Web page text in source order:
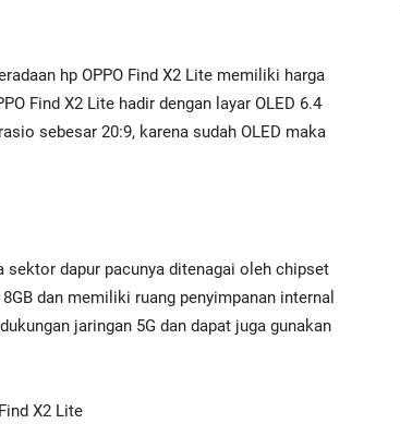
hp OPPO Find X2 Lite memiliki harga
Find X2 Lite hadir dengan layar OLED 6.4
sebesar 20:9, karena sudah OLED maka
sektor dapur pacunya ditenagai oleh chipset
dan memiliki ruang penyimpanan internal
jaringan 5G dan dapat juga gunakan